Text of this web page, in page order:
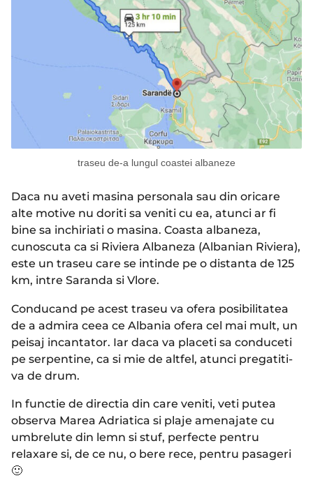
traseu de-a lungul coastei albaneze
Daca nu aveti masina personala sau din oricare
alte motive nu doriti sa veniti cu ea, atunci ar fi
bine sa inchiriati o masina. Coasta albaneza,
cunoscuta ca si Riviera Albaneza (Albanian Riviera),
este un traseu care se intinde pe o distanta de 125
km, intre Saranda si Vlore.
Conducand pe acest traseu va ofera posibilitatea
de a admira ceea ce Albania ofera cel mai mult, un
peisaj incantator. Iar daca va placeti sa conduceti
pe serpentine, ca si mie de altfel, atunci pregatiti-
va de drum.
In functie de directia din care veniti, veti putea
observa Marea Adriatica si plaje amenajate cu
umbrelute din lemn si stuf, perfecte pentru
relaxare si, de ce nu, o bere rece, pentru pasageri
🙂